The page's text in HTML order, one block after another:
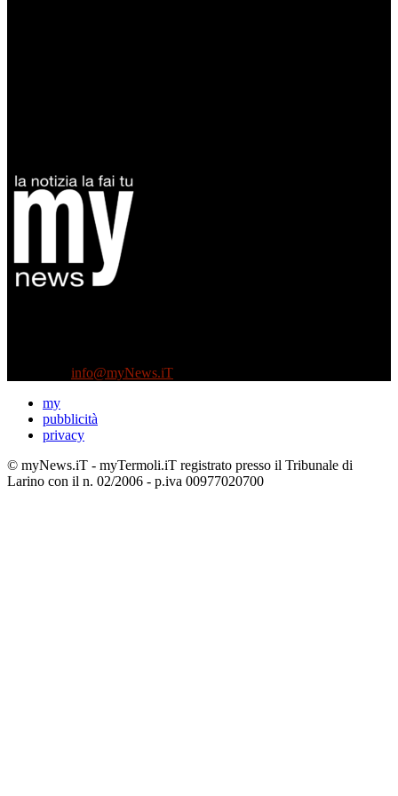
info@myNews.iT
my
pubblicità
privacy
© myNews.iT - myTermoli.iT registrato presso il Tribunale di
Larino con il n. 02/2006 - p.iva 00977020700